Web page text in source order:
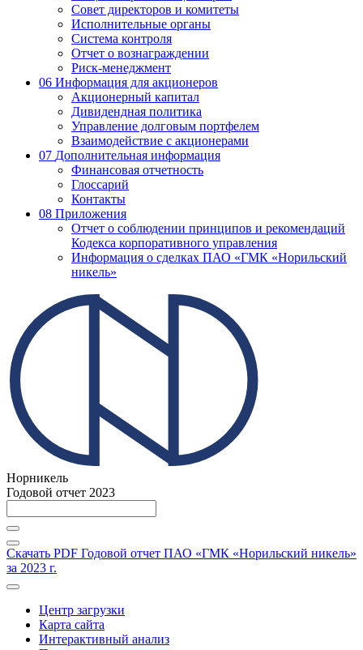
Совет директоров и комитеты
Исполнительные органы
Система контроля
Отчет о вознаграждении
Риск-менеджмент
06 Информация для акционеров
Акционерный капитал
Дивидендная политика
Управление долговым портфелем
Взаимодействие с акционерами
07 Дополнительная информация
Финансовая отчетность
Глоссарий
Контакты
08 Приложения
Отчет о соблюдении принципов и рекомендаций
Кодекса корпоративного управления
Информация о сделках ПАО «ГМК «Норильский
никель»
Норникель
Годовой отчет 2023
Скачать PDF Годовой отчет ПАО «ГМК «Норильский никель»
за 2023 г.
Центр загрузки
Карта сайта
Интерактивный анализ